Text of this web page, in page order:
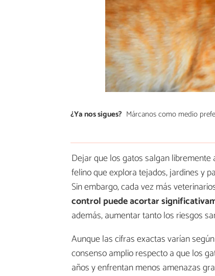
¿Ya nos sigues? Márcanos como medio
Dejar que los gatos salgan
felino que explora tejados, jardines y
Sin embargo, cada vez más
control puede acortar
además, aumentar tanto los riesgos
Aunque las cifras exactas varían
consenso amplio respecto a que los
años y enfrentan menos amenazas